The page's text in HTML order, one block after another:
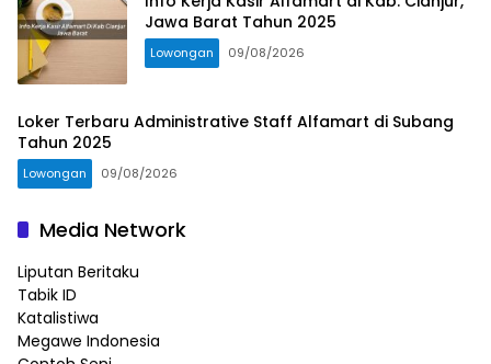
Jawa Barat Tahun 2025
Lowongan 09/08/2026
Loker Terbaru Administrative Staff Alfamart di Subang
Tahun 2025
Lowongan 09/08/2026
Media Network
Liputan Beritaku
Tabik ID
Katalistiwa
Megawe Indonesia